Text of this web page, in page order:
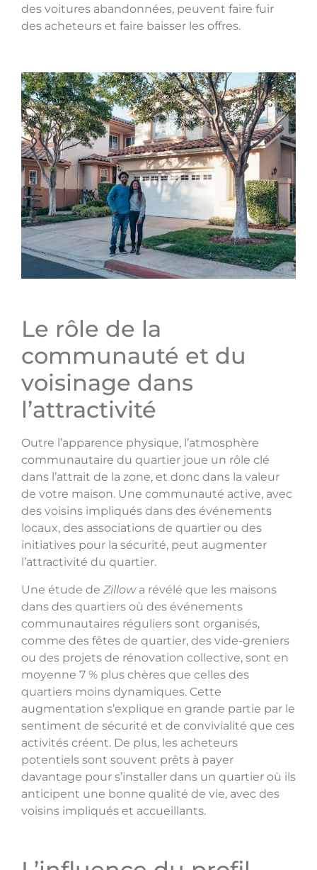
des voitures abandonnées, peuvent faire fuir
des acheteurs et faire baisser les offres.
Le rôle de la
communauté et du
voisinage dans
l’attractivité
Outre l’apparence physique, l’atmosphère
communautaire du quartier joue un rôle clé
dans l’attrait de la zone, et donc dans la valeur
de votre maison. Une communauté active, avec
des voisins impliqués dans des événements
locaux, des associations de quartier ou des
initiatives pour la sécurité, peut augmenter
l’attractivité du quartier.
Une étude de Zillowa révélé que les maisons
dans des quartiers où des événements
communautaires réguliers sont organisés,
comme des fêtes de quartier, des vide-greniers
ou des projets de rénovation collective, sont en
moyenne 7 % plus chères que celles des
quartiers moins dynamiques. Cette
augmentation s’explique en grande partie par le
sentiment de sécurité et de convivialité que ces
activités créent. De plus, les acheteurs
potentiels sont souvent prêts à payer
davantage pour s’installer dans un quartier où ils
anticipent une bonne qualité de vie, avec des
voisins impliqués et accueillants.